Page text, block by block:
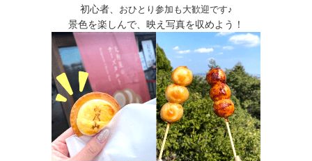
初心者、
おひとり参加も大歓迎です♪
景色を楽しんで、映え写真を収めよう！